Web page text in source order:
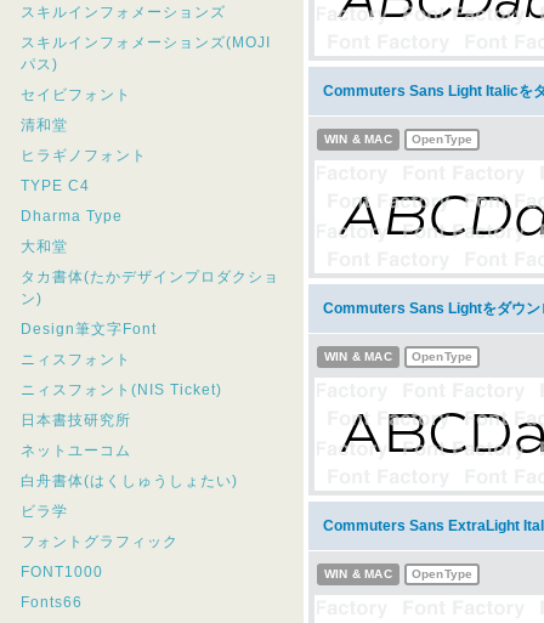
スキルインフォメーションズ
スキルインフォメーションズ(MOJI
パス)
セイビフォント
清和堂
ヒラギノフォント
TYPE C4
Dharma Type
大和堂
タカ書体(たかデザインプロダクショ
ン)
Design筆文字Font
ニィスフォント
ニィスフォント(NIS Ticket)
日本書技研究所
ネットユーコム
白舟書体(はくしゅうしょたい)
ビラ学
フォントグラフィック
FONT1000
Fonts66
Commuters Sans Light Italicを
WIN & MAC OpenType
Commuters Sans Lightをダウン
WIN & MAC OpenType
Commuters Sans ExtraLight
WIN & MAC OpenType